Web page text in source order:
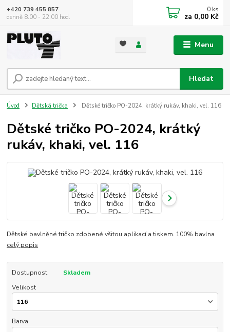
Menu
Hledat
+420 739 455 857
denně 8.00 - 22.00 hod.
0 ks
za 0,00 Kč
Úvod Dětská trička Dětské tričko PO-2024, krátký rukáv, khaki, vel. 116
Dětské tričko PO-2024, krátký
rukáv, khaki, vel. 116
Dětské bavlněné tričko zdobené všitou aplikací a tiskem. 100% bavlna
celý popis
Dostupnost
Skladem
Velikost
Barva